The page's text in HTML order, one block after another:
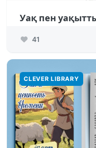
Уақ пен
41
CLEVER LIBRARY